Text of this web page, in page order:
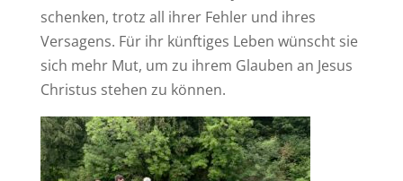
schenken, trotz all ihrer Fehler und ihres
Versagens. Für ihr künftiges Leben wünscht sie
sich mehr Mut, um zu ihrem Glauben an Jesus
Christus stehen zu können.